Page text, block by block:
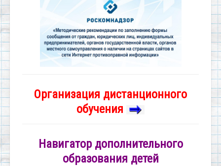
Организация дистанционного
обучения
Навигатор дополнительного
образования детей